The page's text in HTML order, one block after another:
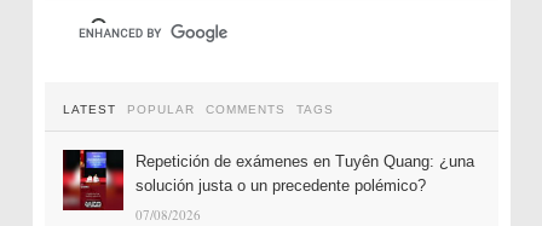
LATEST POPULAR COMMENTS TAGS
Repetición de exámenes en Tuyên Quang: ¿una
solución justa o un precedente polémico?
07/08/2026